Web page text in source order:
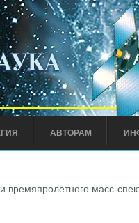
АВТОРАМ
времяпролетного масс-